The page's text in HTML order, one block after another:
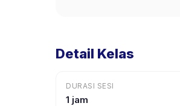
Detail Kelas
DURASI SESI
1 jam